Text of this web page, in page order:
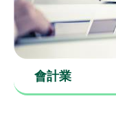
會計業